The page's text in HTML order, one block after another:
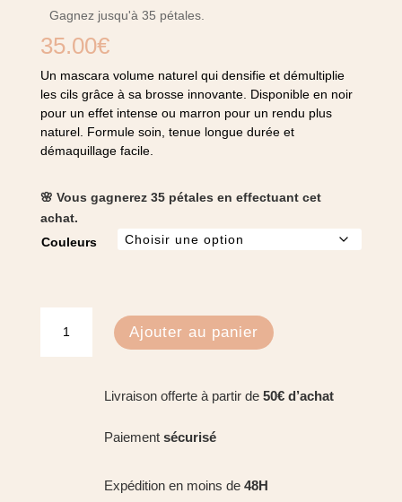
Gagnez jusqu'à 35 pétales.
35.00€
Un mascara volume naturel qui densifie et démultiplie
les cils grâce à sa brosse innovante. Disponible en noir
pour un effet intense ou marron pour un rendu plus
naturel. Formule soin, tenue longue durée et
démaquillage facile.
🌸 Vous gagnerez 35 pétales en effectuant cet
achat.
Couleurs
Mascara
Ajouter au panier
Livraison offerte à partir de 50€ d’achat
Paiement sécurisé
Expédition en moins de 48H